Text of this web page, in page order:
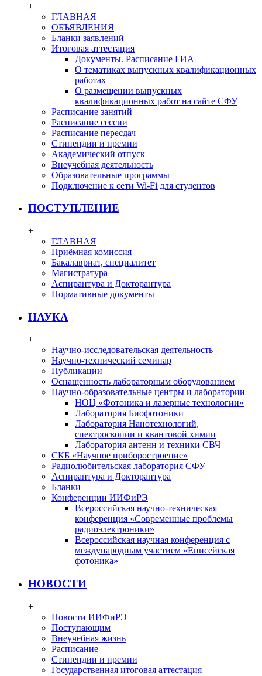
+
ГЛАВНАЯ
ОБЪЯВЛЕНИЯ
Бланки заявлений
Итоговая аттестация
Документы. Расписание ГИА
О тематиках выпускных квалификационных
работах
О размещении выпускных
квалификационных работ на сайте СФУ
Расписание занятий
Расписание сессии
Расписание пересдач
Стипендии и премии
Академический отпуск
Внеучебная деятельность
Образовательные программы
Подключение к сети Wi-Fi для студентов
ПОСТУПЛЕНИЕ
+
ГЛАВНАЯ
Приёмная комиссия
Бакалавриат, специалитет
Магистратура
Аспирантура и Докторантура
Нормативные документы
НАУКА
+
Научно-исследовательская деятельность
Научно-технический семинар
Публикации
Оснащенность лабораторным оборудованием
Научно-образовательные центры и лаборатории
НОЦ «Фотоника и лазерные технологии»
Лаборатория Биофотоники
Лаборатория Нанотехнологий,
спектроскопии и квантовой химии
Лаборатория антенн и техники СВЧ
СКБ «Научное приборостроение»
Радиолюбительская лаборатория СФУ
Аспирантура и Докторантура
Бланки
Конференции ИИФиРЭ
Всероссийская научно-техническая
конференция «Современные проблемы
радиоэлектроники»
Всероссийская научная конференция с
международным участием «Енисейская
фотоника»
НОВОСТИ
+
Новости ИИФиРЭ
Поступающим
Внеучебная жизнь
Расписание
Стипендии и премии
Государственная итоговая аттестация